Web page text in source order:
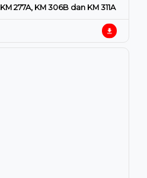
277A, KM 306B dan KM 311A